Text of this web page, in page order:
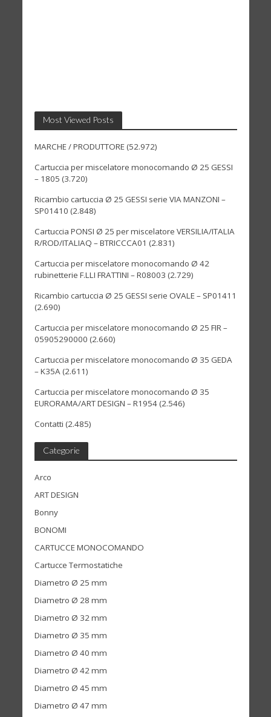
Most Viewed Posts
MARCHE / PRODUTTORE(52.972)
Cartuccia per miscelatore monocomando Ø 25 GESSI
– 1805 (3.720)
Ricambio cartuccia Ø 25 GESSI serie VIA MANZONI –
SP01410 (2.848)
Cartuccia PONSI Ø 25 per miscelatore VERSILIA/ITALIA
R/ROD/ITALIAQ – BTRICCCA01 (2.831)
Cartuccia per miscelatore monocomando Ø 42
rubinetterie F.LLI FRATTINI – R08003 (2.729)
Ricambio cartuccia Ø 25 GESSI serie OVALE – SP01411
(2.690)
Cartuccia per miscelatore monocomando Ø 25 FIR –
05905290000 (2.660)
Cartuccia per miscelatore monocomando Ø 35 GEDA
– K35A(2.611)
Cartuccia per miscelatore monocomando Ø 35
EURORAMA/ART DESIGN – R1954(2.546)
Contatti (2.485)
Categorie
Arco
ART DESIGN
Bonny
BONOMI
CARTUCCE MONOCOMANDO
Cartucce Termostatiche
Diametro Ø 25 mm
Diametro Ø 28 mm
Diametro Ø 32 mm
Diametro Ø 35 mm
Diametro Ø 40 mm
Diametro Ø 42 mm
Diametro Ø 45 mm
Diametro Ø 47 mm